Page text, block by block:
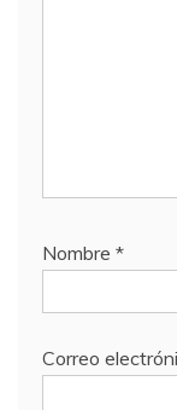
Nombre *
Correo